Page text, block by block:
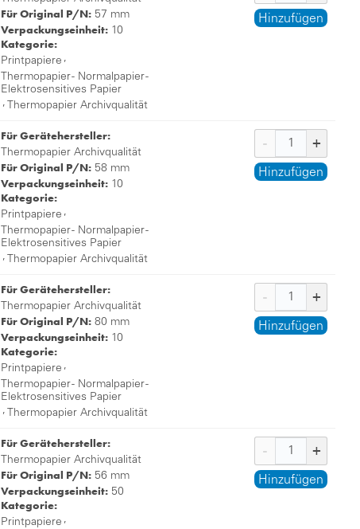
Für Original P/N: 57 mm
Verpackungseinheit: 10
Kategorie:
Printpapiere ,
Thermopapier - Normalpapier -
Elektrosensitives Papier
, Thermopapier Archivqualität
Hinzufügen
Für Gerätehersteller:
Thermopapier Archivqualität
Für Original P/N: 58 mm
Verpackungseinheit: 10
Kategorie:
Printpapiere ,
Thermopapier - Normalpapier -
Elektrosensitives Papier
, Thermopapier Archivqualität
Hinzufügen
Für Gerätehersteller:
Thermopapier Archivqualität
Für Original P/N: 80 mm
Verpackungseinheit: 10
Kategorie:
Printpapiere ,
Thermopapier - Normalpapier -
Elektrosensitives Papier
, Thermopapier Archivqualität
Hinzufügen
Für Gerätehersteller:
Thermopapier Archivqualität
Für Original P/N: 56 mm
Verpackungseinheit: 50
Kategorie:
Printpapiere ,
Hinzufügen